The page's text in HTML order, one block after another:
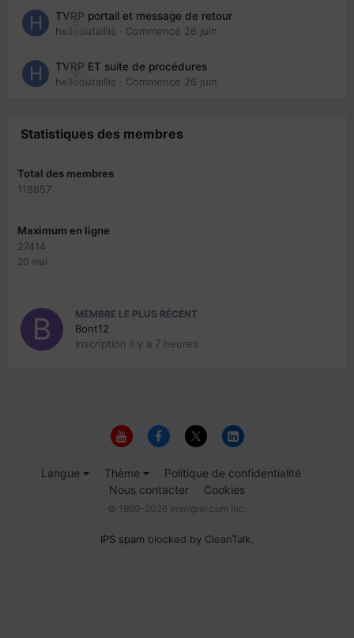
0
TVRP portail et message de retour
hellodutaillis · Commencé 26 juin
0
TVRP ET suite de procédures
hellodutaillis · Commencé 26 juin
Statistiques des membres
Total des membres
118857
Maximum en ligne
27414
20 mai
MEMBRE LE PLUS RÉCENT
Bont12
Inscription il y a 7 heures
Langue Thème
Politique de confidentialité
Nous contacter
Cookies
© 1999-2026 Immigrer.com Inc.
IPS spam blocked by CleanTalk.